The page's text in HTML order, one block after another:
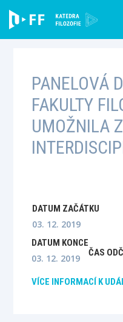
content
PANELOVÁ
FAKULTY
UMOŽNILA
DATUM ZAČÁTKU
03. 12. 2019
DATUM KONCE
03. 12. 2019 ČAS OD
VÍCE INFORMACÍ K